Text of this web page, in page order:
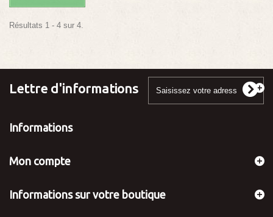
Résultats 1 - 4 sur 4.
Lettre d'informations
Informations
Mon compte
Informations sur votre boutique